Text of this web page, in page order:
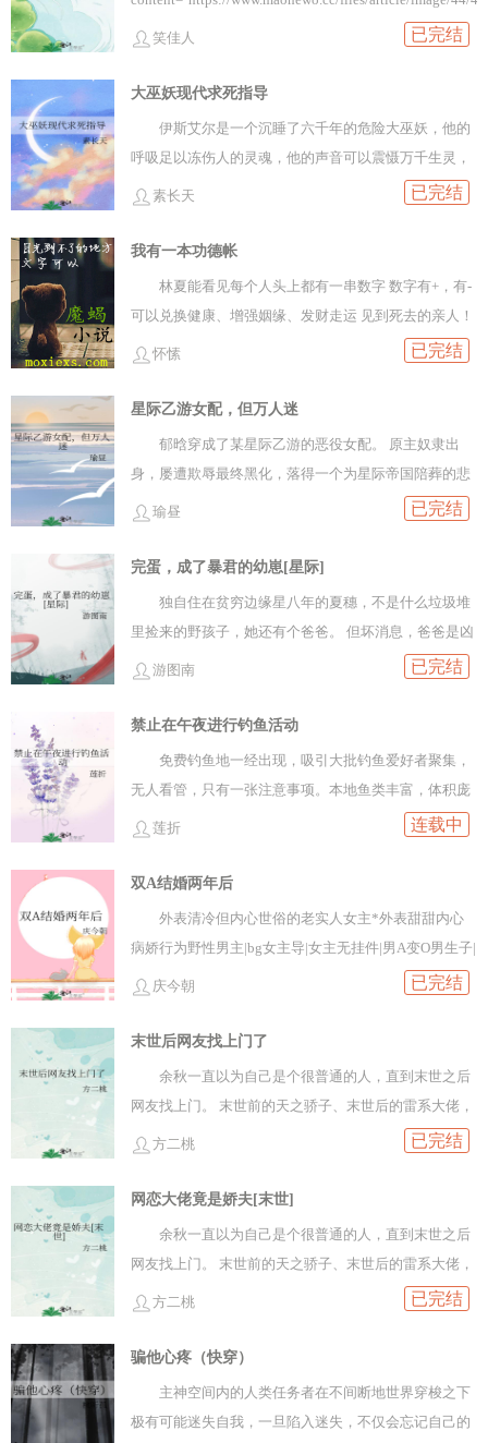
的苍天之瞳，在全世界都弥漫着发酵后的厨余垃圾的酸
塞涅斯：“……但话又说回来了，谁能确定旅途中的一路
沾染的污秽，梳理好雪白毛发，再放进干净柔软的猫窝
他需要一个干净的世界来养猫。于是与人类共存成千上
万年的咒灵遭了殃。咒灵方：听我说，谢谢你……多年
以后，当咒灵终于成为了历史，塞涅斯向他心爱的猫咪
发出邀请：“悟君，愿意跟在下一起前往外面的世界看看
要的事情说三遍2、菜咕笔力有限，肯定不能完全还原
人设，ooc在所难免，如果觉得无法接受的宝宝请点击
右上角，别骂菜咕，菜咕玻璃心，真的会哭3、本文男
主性格不像文案中那么活泼，属于成熟稳重，偶尔情商/
智商掉线那挂的4、感情线纯甜无虐，一点也不刀！5、
会踢掉人物便当6、时间线有私设7、希望宝宝们食用愉
其实是狗派》《九尾》ps：看看哪本预收更多就开哪本
一个禁止伤人的新手场。 搞事的权利被没收，
容朝歌十分不满。 她想摸鱼摆烂以表抗议，却在新
和容朝歌对视，生怕被看穿不为人知的心思。 他反
而凑上来，眯着桃花眼内心真诚赞美她真好看。 容朝歌
面无表情，无语凝噎：我只是一个想躺平的打工
将崩塌的消息。 彻底失去摸鱼资格的容朝歌忍无可
忍：毁灭吧！这破游戏谁爱管谁管！ 某玩家无辜地
举起手，浮动的修复碎片欢快地跳动着。 “好像还有
救？” 容朝歌思考片刻，露出资本家邪恶微笑。
此，她作壁上观、喝茶摸鱼。 他探查副本真相、达
了。 容朝歌深藏功与名，觉得这波血赚。 直到
这个人，好像是她失忆前的boss啊！ 听说，他才
是，噩梦游戏真正的主人…… 容朝歌默默把茶杯递
回去。 他又勾着桃花眼笑：“别客气呀，说好的我给
你打工嘛。” 容朝歌：……救命【梧桐雨】又名冥婚
歌：qwq可这府里没有一个活人呀！【倦寻芳】又名女
尊国规则怪谈（已完结）女尊男卑，自古如此。老鸨微
笑：今天你遵守男德守则了吗？【锁寒窗】又名科举人
生模拟器（已完结）请抽取你的初始身份。农家子vs山
神 罪臣之子vs仇人之女 假公子vs真千金【归去来】又名
天黑请闭眼，神明请归来（更新中）我们村是有仙人庇
锁）【如梦令】（待解锁）阅读指南：1.感情线男追
女，拉扯暧昧比较长，但是双向奔赴。有前世今生情
色性格不同，但都高智，无炮灰。
笑佳人 已完结
大巫妖现代求死指导
伊斯艾尔是一个沉睡了六千年的危险大巫妖，他的
呼吸足以冻伤人的灵魂，他的声音可以震慑万千生灵，
是十足十的高危人物。只是时光流逝，物是人非，大巫
——直到他被联邦考古队直接曝光上电视。考古队长
（手舞足蹈.jpg）：哇！快看这位新鲜出土的文物，他
的骨骼镶满宝石，他的魂火阴森恐怖，这可是当代社会
见所未见的古代巫妖，十分具有学术价值啊！某位光明
祭司：呜呜，这位巫妖有着丰富的知识，过人的阅历，
啊？联邦警卫队长：站住，大巫妖，你涉嫌占用机动车
道，超速飞行；在非指定区域召唤骷髅；在未成年面前
暴露内脏；在禁魔区域非法使用传送法术；与正常行驶
数罪并罚，由于监狱关不住你，所以请缴纳罚款一百二
十五万联邦币！大巫妖：啊？联邦警卫队长：没钱啊，
不用担心，光明圣殿的大祭司已经帮你缴纳罚款了，根
据联邦法律，在还清债务之前，你暂时归他所有。民
重的巫妖啊！大巫妖：啊？？？cp：演技世界第一貌美
指北】1.正文通篇第一人称，主受不逆~2.系列文在标签
自大家耳熟能详的传说或作品，但经过我花短地的胡乱
改造，解释权归花短地所有！
素长天 已完结
我有一本功德帐
林夏能看见每个人头上都有一串数字 数字有+，有-
可以兑换健康、增强姻缘、发财走运 见到死去的亲人！
甚至换取一次延长寿命的机会 可只有他头上顶着硕大的
怀愫 已完结
星际乙游女配，但万人迷
郁晗穿成了某星际乙游的恶役女配。 原主奴隶出
身，屡遭欺辱最终黑化，落得一个为星际帝国陪葬的悲
惨结局。 郁晗不甘心：她要为自己争取一个Happy
瑜昼 已完结
完蛋，成了暴君的幼崽[星际]
独自住在贫穷边缘星八年的夏穗，不是什么垃圾堆
里捡来的野孩子，她还有个爸爸。 但坏消息，爸爸是凶
残的维尔斯帝国君王。 在极度崇拜精神体的星际，维尔
最后的神话类精神体。 然而越强大的精神体，就越难延
续子嗣。
游图南 已完结
禁止在午夜进行钓鱼活动
免费钓鱼地一经出现，吸引大批钓鱼爱好者聚集，
无人看管，只有一张注意事项。本地鱼类丰富，体积庞
大，请您在钓鱼的同时遵守规则。1.钓鱼时间5：00-
任何物品请原封不动放回3.如果不幸被鱼竿扎伤，请立
即离开4.不遵守规则的人，一切后果自负……一切要从
几个大学生在午夜钓上一条百斤重，口中含着眼珠的鱼
开始说起。＊无论是谁见到陆岁光，都有个统一的念头
——这人看上去弱到要嘎了，绝对不经打。直到后来，
莲折 连载中
双A结婚两年后
外表清冷但内心世俗的老实人女主*外表甜甜内心
病娇行为野性男主|bg女主导|女主无挂件|男A变O男生子|
双洁甜文|大方向上男从女细节上男主略作女宠男|互宠
痛不欲生。 但是黛芙冷感闻不到任何信息素弥补了这一
庆今朝 已完结
末世后网友找上门了
余秋一直以为自己是个很普通的人，直到末世之后
网友找上门。 末世前的天之骄子、末世后的雷系大佬，
竟心甘情愿给她当起了男保姆，连洗脚水都端至床前。
直到有一天，她发现他们原来早已相识。 余秋懂了：他
两辈子都暗恋我！
方二桃 已完结
网恋大佬竟是娇夫[末世]
余秋一直以为自己是个很普通的人，直到末世之后
网友找上门。 末世前的天之骄子、末世后的雷系大佬，
竟心甘情愿给她当起了男保姆，连洗脚水都端至床前。
直到有一天，她发现他们原来早已相识。 余秋懂了：他
两辈子都暗恋我！
方二桃 已完结
骗他心疼（快穿）
主神空间内的人类任务者在不间断地世界穿梭之下
极有可能迷失自我，一旦陷入迷失，不仅会忘记自己的